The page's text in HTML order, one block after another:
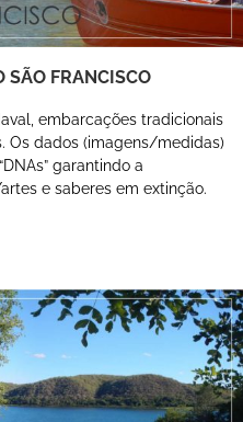
SÃO FRANCISCO
embarcações tradicionais
Os dados (imagens/medidas)
garantindo a
e saberes em extinção.